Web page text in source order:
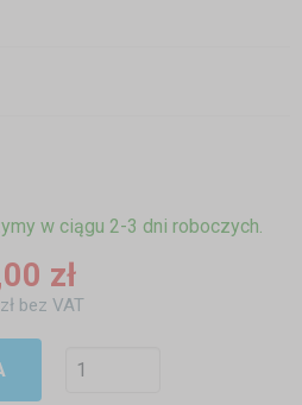
w ciągu 2-3 dni roboczych.
zł
bez VAT